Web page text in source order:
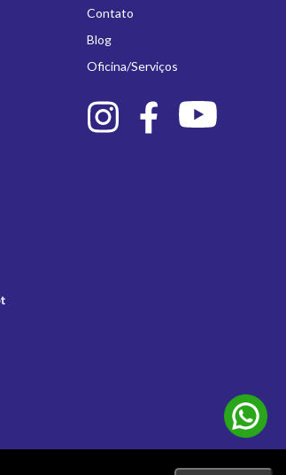
Contato
Blog
Oficina/Serviços